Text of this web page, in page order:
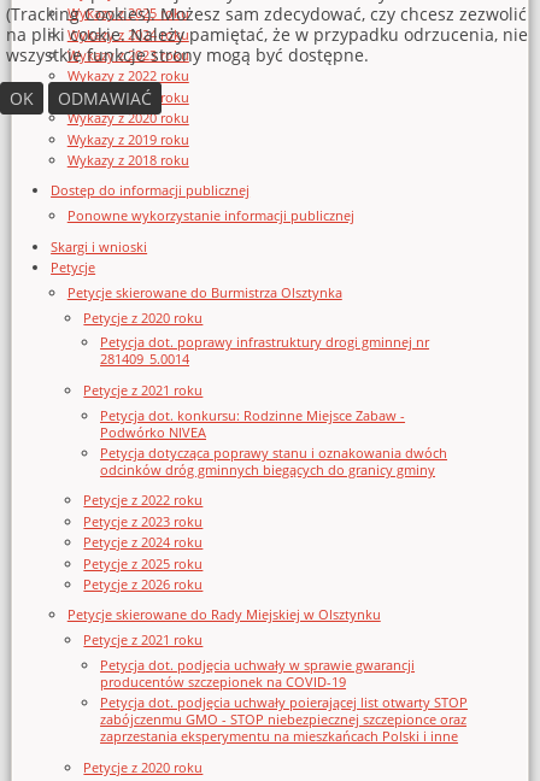
Wykazy z 2025 roku
Wykazy z 2024 roku
Wykazy z 2023 roku
Wykazy z 2022 roku
Wykazy z 2021 roku
Wykazy z 2020 roku
Wykazy z 2019 roku
Wykazy z 2018 roku
Dostęp do informacji publicznej
Ponowne wykorzystanie informacji publicznej
Skargi i wnioski
Petycje
Petycje skierowane do Burmistrza Olsztynka
Petycje z 2020 roku
Petycja dot. poprawy infrastruktury drogi gminnej nr
281409_5.0014
Petycje z 2021 roku
Petycja dot. konkursu: Rodzinne Miejsce Zabaw -
Podwórko NIVEA
Petycja dotycząca poprawy stanu i oznakowania dwóch
odcinków dróg gminnych biegących do granicy gminy
Petycje z 2022 roku
Petycje z 2023 roku
Petycje z 2024 roku
Petycje z 2025 roku
Petycje z 2026 roku
Petycje skierowane do Rady Miejskiej w Olsztynku
Petycje z 2021 roku
Petycja dot. podjęcia uchwały w sprawie gwarancji
producentów szczepionek na COVID-19
Petycja dot. podjęcia uchwały poierającej list otwarty STOP
zabójczenmu GMO - STOP niebezpiecznej szczepionce oraz
zaprzestania eksperymentu na mieszkańcach Polski i inne
Petycje z 2020 roku
(Tracking Cookies). Możesz sam zdecydować, czy chcesz zezwolić
na pliki cookie. Należy pamiętać, że w przypadku odrzucenia, nie
wszystkie funkcje strony mogą być dostępne.
OK
ODMAWIAĆ